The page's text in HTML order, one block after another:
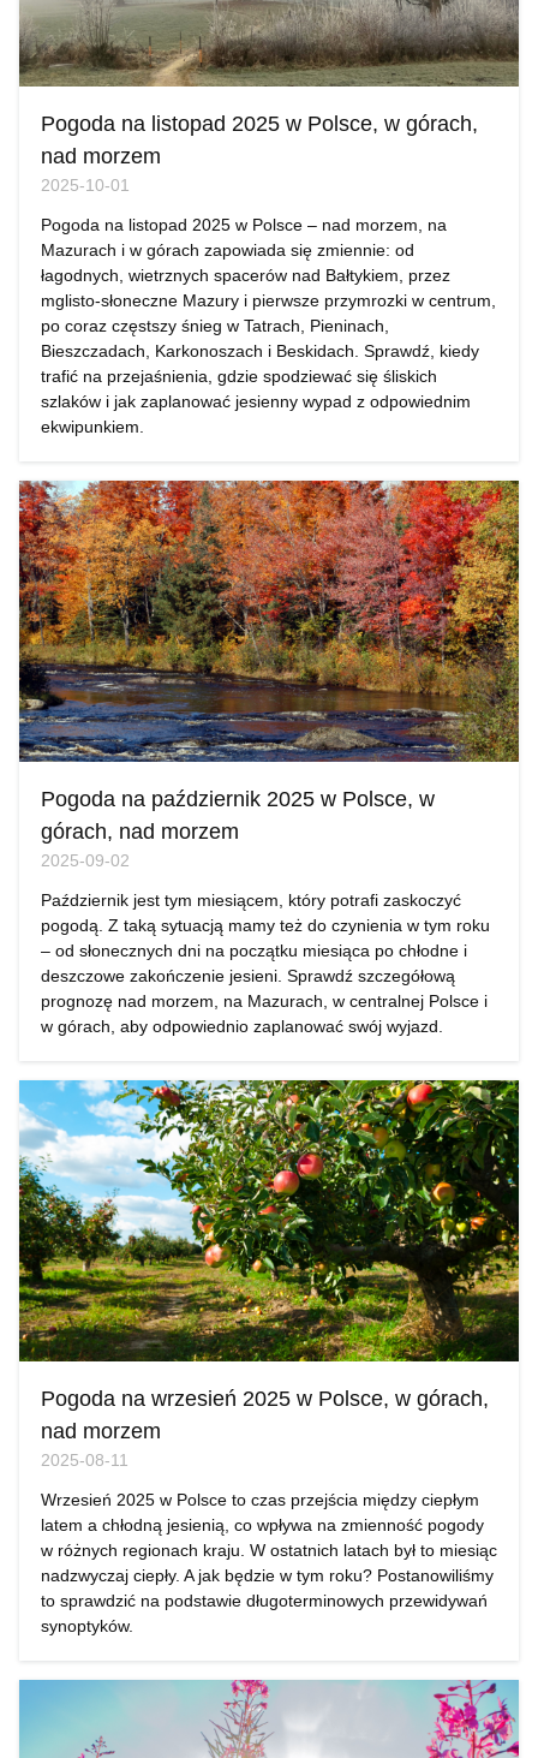
Pogoda na listopad 2025 w Polsce, w górach,
nad morzem
2025-10-01
Pogoda na listopad 2025 w Polsce – nad morzem, na
Mazurach i w górach zapowiada się zmiennie: od
łagodnych, wietrznych spacerów nad Bałtykiem, przez
mglisto-słoneczne Mazury i pierwsze przymrozki w centrum,
po coraz częstszy śnieg w Tatrach, Pieninach,
Bieszczadach, Karkonoszach i Beskidach. Sprawdź, kiedy
trafić na przejaśnienia, gdzie spodziewać się śliskich
szlaków i jak zaplanować jesienny wypad z odpowiednim
ekwipunkiem.
Pogoda na październik 2025 w Polsce, w
górach, nad morzem
2025-09-02
Październik jest tym miesiącem, który potrafi zaskoczyć
pogodą. Z taką sytuacją mamy też do czynienia w tym roku
– od słonecznych dni na początku miesiąca po chłodne i
deszczowe zakończenie jesieni. Sprawdź szczegółową
prognozę nad morzem, na Mazurach, w centralnej Polsce i
w górach, aby odpowiednio zaplanować swój wyjazd.
Pogoda na wrzesień 2025 w Polsce, w górach,
nad morzem
2025-08-11
Wrzesień 2025 w Polsce to czas przejścia między ciepłym
latem a chłodną jesienią, co wpływa na zmienność pogody
w różnych regionach kraju. W ostatnich latach był to miesiąc
nadzwyczaj ciepły. A jak będzie w tym roku? Postanowiliśmy
to sprawdzić na podstawie długoterminowych przewidywań
synoptyków.